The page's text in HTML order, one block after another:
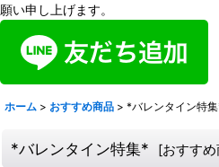
願い申し上げます。
ホーム > おすすめ商品 > *バレンタイン特
*バレンタイン特集* [おすすめ